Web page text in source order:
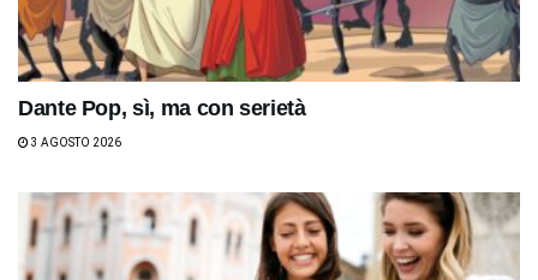
Dante Pop, sì, ma con serietà
3 AGOSTO 2026